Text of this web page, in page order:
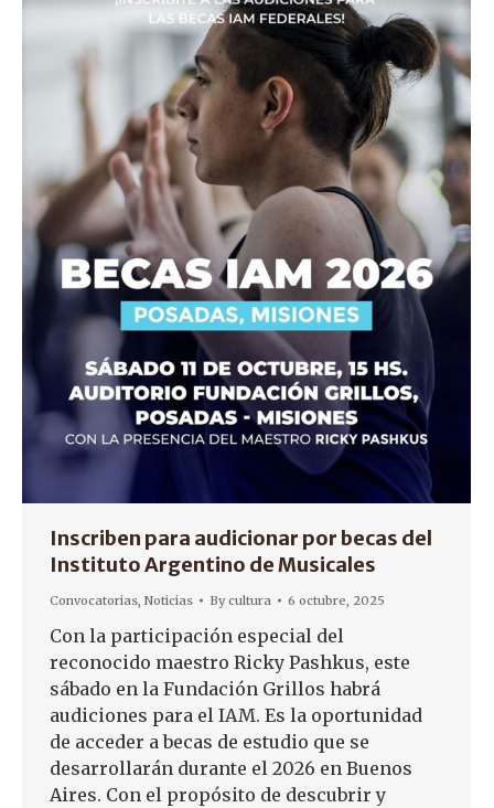
Inscriben para audicionar por becas del
Instituto Argentino de Musicales
Convocatorias Noticias Bycultura 6 octubre, 2025
Con la participación especial del
reconocido maestro Ricky Pashkus, este
sábado en la Fundación Grillos habrá
audiciones para el IAM. Es la oportunidad
de acceder a becas de estudio que se
desarrollarán durante el 2026 en Buenos
Aires. Con el propósito de descubrir y